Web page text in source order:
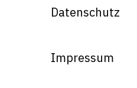
Datenschutz
Impressum